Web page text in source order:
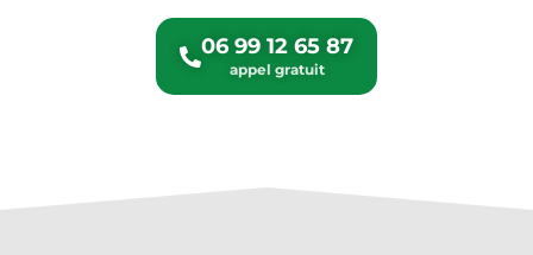
06 99 12 65 87